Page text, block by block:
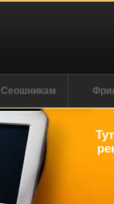
Сеошникам